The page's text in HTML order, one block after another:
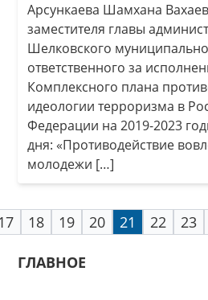
Арсункаева Шамхана
заместителя главы
Шелковского
ответственного за
Комплексного плана
идеологии терроризма в
Федерации на 2019-2023
дня: «Противодействие
молодежи […]
18 19 20 21 22 23
ГЛАВНОЕ